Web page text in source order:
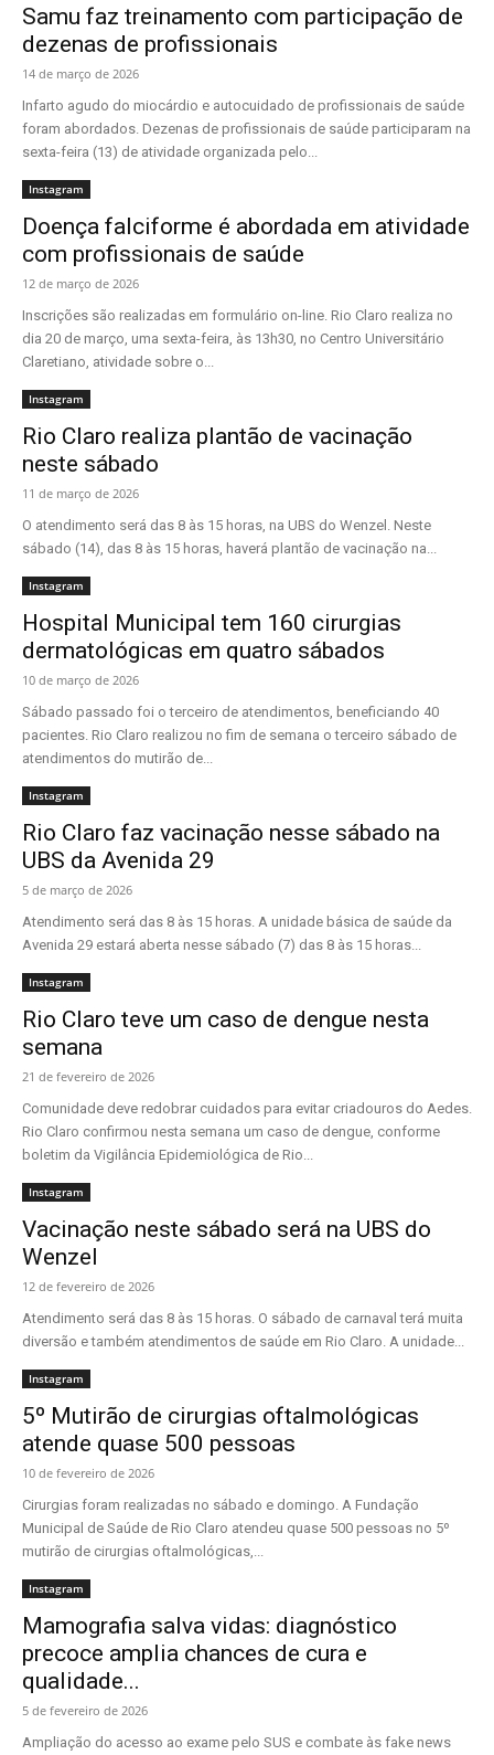
Samu faz treinamento com participação de
dezenas de profissionais
14 de março de 2026
Infarto agudo do miocárdio e autocuidado de profissionais de saúde
foram abordados. Dezenas de profissionais de saúde participaram na
sexta-feira (13) de atividade organizada pelo...
Instagram
Doença falciforme é abordada em atividade
com profissionais de saúde
12 de março de 2026
Inscrições são realizadas em formulário on-line. Rio Claro realiza no
dia 20 de março, uma sexta-feira, às 13h30, no Centro Universitário
Claretiano, atividade sobre o...
Instagram
Rio Claro realiza plantão de vacinação
neste sábado
11 de março de 2026
O atendimento será das 8 às 15 horas, na UBS do Wenzel. Neste
sábado (14), das 8 às 15 horas, haverá plantão de vacinação na...
Instagram
Hospital Municipal tem 160 cirurgias
dermatológicas em quatro sábados
10 de março de 2026
Sábado passado foi o terceiro de atendimentos, beneficiando 40
pacientes. Rio Claro realizou no fim de semana o terceiro sábado de
atendimentos do mutirão de...
Instagram
Rio Claro faz vacinação nesse sábado na
UBS da Avenida 29
5 de março de 2026
Atendimento será das 8 às 15 horas. A unidade básica de saúde da
Avenida 29 estará aberta nesse sábado (7) das 8 às 15 horas...
Instagram
Rio Claro teve um caso de dengue nesta
semana
21 de fevereiro de 2026
Comunidade deve redobrar cuidados para evitar criadouros do Aedes.
Rio Claro confirmou nesta semana um caso de dengue, conforme
boletim da Vigilância Epidemiológica de Rio...
Instagram
Vacinação neste sábado será na UBS do
Wenzel
12 de fevereiro de 2026
Atendimento será das 8 às 15 horas. O sábado de carnaval terá muita
diversão e também atendimentos de saúde em Rio Claro. A unidade...
Instagram
5º Mutirão de cirurgias oftalmológicas
atende quase 500 pessoas
10 de fevereiro de 2026
Cirurgias foram realizadas no sábado e domingo. A Fundação
Municipal de Saúde de Rio Claro atendeu quase 500 pessoas no 5º
mutirão de cirurgias oftalmológicas,...
Instagram
Mamografia salva vidas: diagnóstico
precoce amplia chances de cura e
qualidade...
5 de fevereiro de 2026
Ampliação do acesso ao exame pelo SUS e combate às fake news